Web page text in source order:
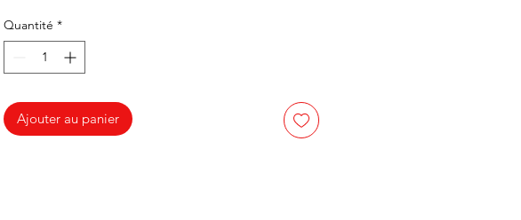
Quantité *
Ajouter au panier